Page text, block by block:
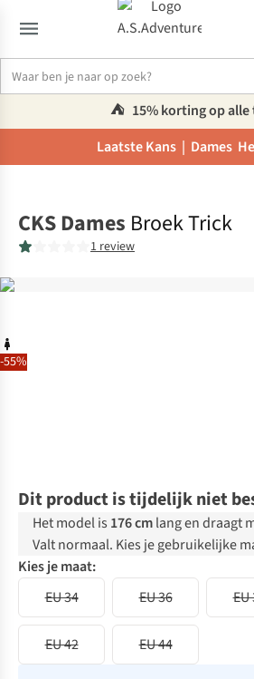
⛺️ 15% korting op
Laatste Kans | Dames
-55%
CKS Dames Broek Trick
1 review
Dit product is tijdelijk niet
Het model is 176 cmlang en draagt
Valt normaal. Kies je gebruikelijke
Kies je maat:
EU 34
EU 36 EU
EU 42 EU 44